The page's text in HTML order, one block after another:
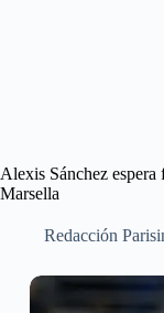
Alexis Sánchez
Marsella
Redacción